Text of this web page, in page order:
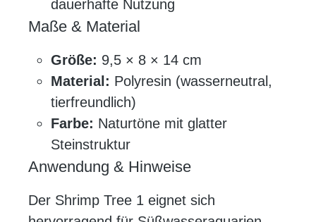
dauerhafte Nutzung
Maße & Material
Größe: 9,5 × 8 × 14 cm
Material: Polyresin (wasserneutral,
tierfreundlich)
Farbe: Naturtöne mit glatter
Steinstruktur
Anwendung & Hinweise
Der Shrimp Tree 1 eignet sich